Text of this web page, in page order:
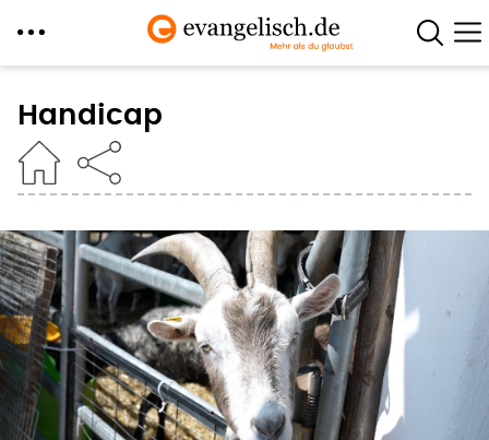
zum
Inhalt
Handicap